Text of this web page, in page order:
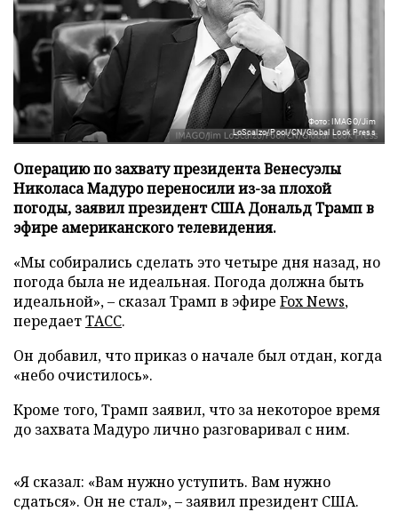
Фото: IMAGO/Jim
LoScalzo/Pool/CN/Global Look Press
Операцию по захвату президента Венесуэлы
Николаса Мадуро переносили из-за плохой
погоды, заявил президент США Дональд Трамп в
эфире американского телевидения.
«Мы собирались сделать это четыре дня назад, но
погода была не идеальная. Погода должна быть
идеальной», – сказал Трамп в эфире Fox News,
передаетТАСС.
Он добавил, что приказ о начале был отдан, когда
«небо очистилось».
Кроме того, Трамп заявил, что за некоторое время
до захвата Мадуро лично разговаривал с ним.
«Я сказал: «Вам нужно уступить. Вам нужно
сдаться». Он не стал», – заявил президент США.